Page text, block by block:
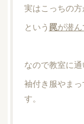
実はこっちの方
という 罠が潜
なので教室に通
袖付き服やま
す。